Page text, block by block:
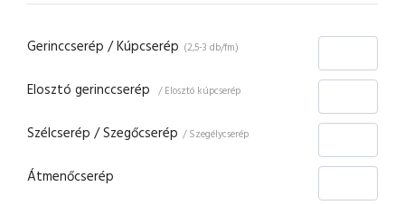
Gerinccserép / Kúpcserép (2,5-3 db/fm)
Elosztó gerinccserép / Elosztó kúpcserép
Szélcserép / Szegőcserép / Szegélycserép
Átmenőcserép